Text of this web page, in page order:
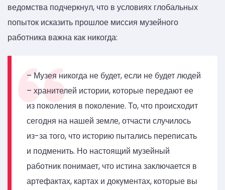
ведомства подчеркнул, что в условиях глобальных
попыток исказить прошлое миссия музейного
работника важна как никогда:
– Музея никогда не будет, если не будет людей
– хранителей истории, которые передают ее
из поколения в поколение. То, что происходит
сегодня на нашей земле, отчасти случилось
из-за того, что историю пытались переписать
и подменить. Но настоящий музейный
работник понимает, что истина заключается в
артефактах, картах и документах, которые вы